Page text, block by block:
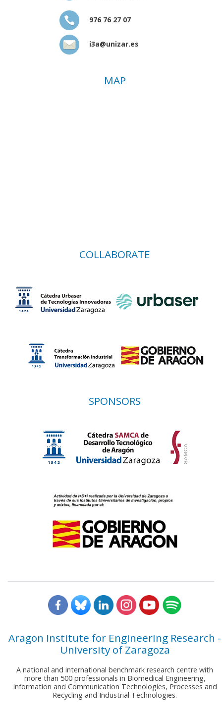
976 76 27 07
i3a@unizar.es
MAP
COLLABORATE
SPONSORS
Aragon Institute for Engineering Research -
University of Zaragoza
A national and international benchmark research centre with
more than 500 professionals in Biomedical Engineering,
Information and Communication Technologies, Processes and
Recycling and Industrial Technologies.